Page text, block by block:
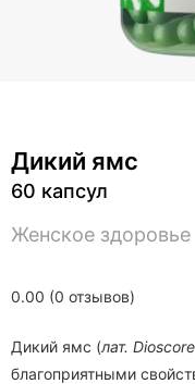
0.00 (0 отзывов)
Дикий ямс
60 капсул
Женское здоровье
Дикий ямс (лат.
благоприятными